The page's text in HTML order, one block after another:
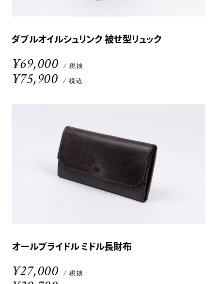
ダブルオイルシュリンク 被せ型リュック
¥69,000 / 税抜
¥75,900 / 税込
オールブライドル ミドル長財布
¥27,000 / 税抜